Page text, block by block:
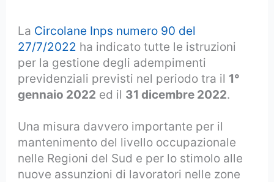
La Circolane Inps numero 90 del
27/7/2022 ha indicato tutte le istruzioni
per la gestione degli adempimenti
previdenziali previsti nel periodo tra il 1°
gennaio 2022 ed il 31 dicembre 2022.
Una misura davvero importante per il
mantenimento del livello occupazionale
nelle Regioni del Sud e per lo stimolo alle
nuove assunzioni di lavoratori nelle zone